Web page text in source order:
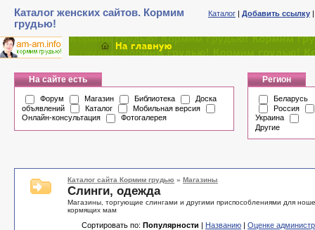
Каталог женских сайтов. Кормим
грудью!
Каталог | Добавить ссылку
На сайте есть
Форум Магазин Библиотека
Доска
объявлений
Каталог
Мобильная версия
Онлайн-консультация
Фотогалерея
Регион
Беларусь
Россия
Украина
Другие
Каталог сайта Кормим грудью » Магазины
Слинги, одежда
Магазины, торгующие слингами и другими приспособлениями для
кормящих мам
Сортировать по: Популярности | Названию | Оценке